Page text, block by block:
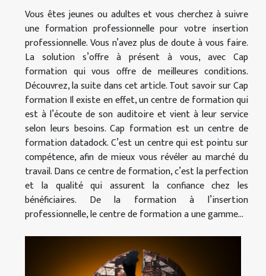
Vous êtes jeunes ou adultes et vous cherchez à suivre
une formation professionnelle pour votre insertion
professionnelle. Vous n’avez plus de doute à vous faire.
La solution s’offre à présent à vous, avec Cap
formation qui vous offre de meilleures conditions.
Découvrez, la suite dans cet article. Tout savoir sur Cap
formation Il existe en effet, un centre de formation qui
est à l’écoute de son auditoire et vient à leur service
selon leurs besoins. Cap formation est un centre de
formation datadock. C’est un centre qui est pointu sur
compétence, afin de mieux vous révéler au marché du
travail. Dans ce centre de formation, c’est la perfection
et la qualité qui assurent la confiance chez les
bénéficiaires. De la formation à l’insertion
professionnelle, le centre de formation a une gamme...